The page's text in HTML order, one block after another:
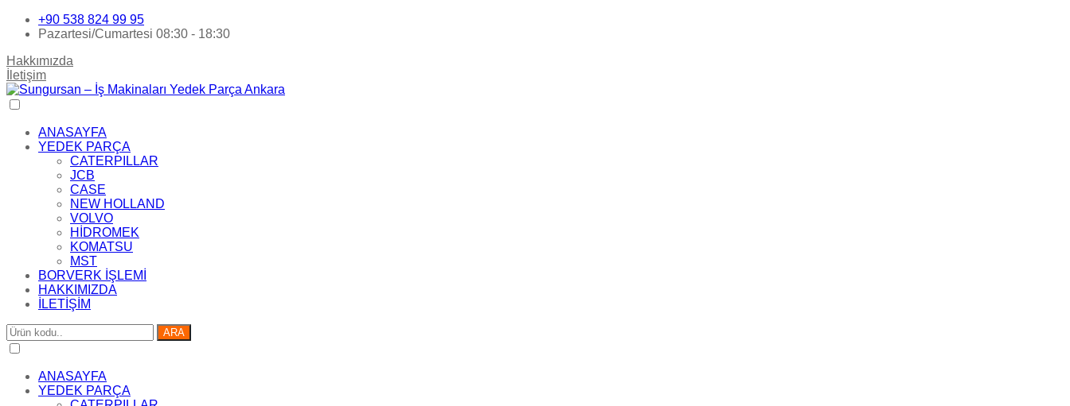
+90 538 824 99 95
Pazartesi/Cumartesi 08:30 - 18:30
Hakkımızda
İletişim
ANASAYFA
YEDEK PARÇA
CATERPILLAR
JCB
CASE
NEW HOLLAND
VOLVO
HİDROMEK
KOMATSU
MST
BORVERK İŞLEMİ
HAKKIMIZDA
İLETİŞİM
ARA
ANASAYFA
YEDEK PARÇA